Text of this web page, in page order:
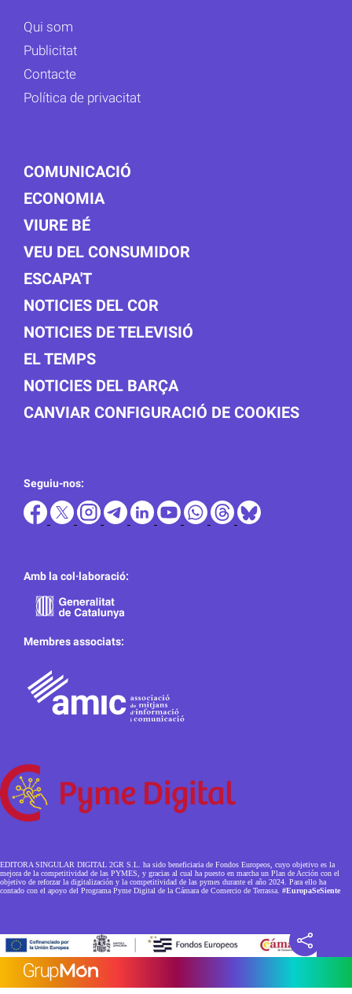
Qui som
Publicitat
Contacte
Política de privacitat
COMUNICACIÓ
ECONOMIA
VIURE BÉ
VEU DEL CONSUMIDOR
ESCAPA'T
NOTICIES DEL COR
NOTICIES DE TELEVISIÓ
EL TEMPS
NOTICIES DEL BARÇA
CANVIAR CONFIGURACIÓ DE COOKIES
Seguiu-nos:
Amb la col·laboració:
Membres associats:
EDITORA SINGULAR DIGITAL 2GR S.L. ha sido beneficiaria de Fondos Europeos, cuyo objetivo es la
mejora de la competitividad de las PYMES, y gracias al cual ha puesto en marcha un Plan de Acción con el
objetivo de reforzar la digitalización y la competitividad de las pymes durante el año 2024. Para ello ha
contado con el apoyo del Programa Pyme Digital de la Cámara de Comercio de Terrassa. #EuropaSeSiente